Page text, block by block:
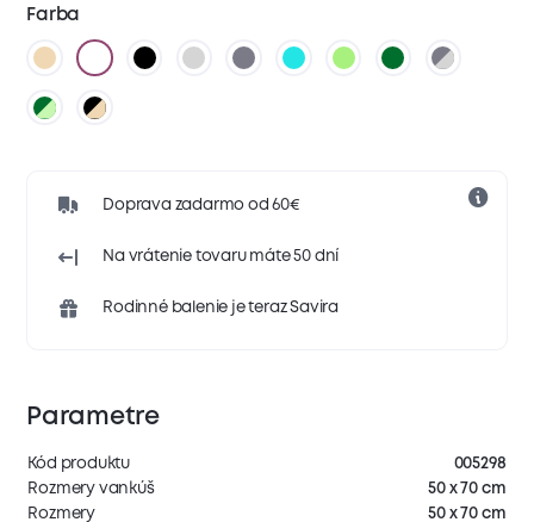
Farba
Doprava zadarmo od 60€
Na vrátenie tovaru máte 50 dní
Rodinné balenie je teraz Savira
Parametre
Kód produktu
005298
Rozmery vankúš
50 x 70 cm
Rozmery
50 x 70 cm